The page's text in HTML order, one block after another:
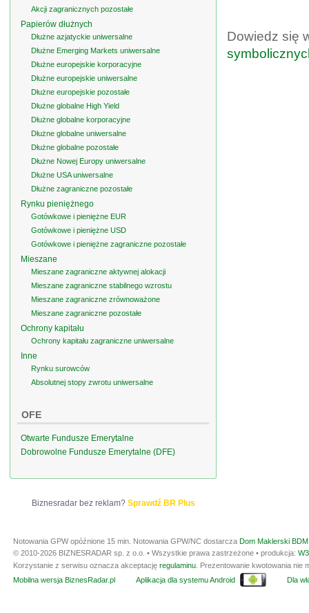
Dowiedz się
Akcji zagranicznych pozostałe
Papierów dłużnych
Dłużne azjatyckie uniwersalne
Dłużne Emerging Markets uniwersalne
Dłużne europejskie korporacyjne
Dłużne europejskie uniwersalne
Dłużne europejskie pozostałe
Dłużne globalne High Yield
Dłużne globalne korporacyjne
Dłużne globalne uniwersalne
Dłużne globalne pozostałe
Dłużne Nowej Europy uniwersalne
Dłużne USA uniwersalne
Dłużne zagraniczne pozostałe
Rynku pieniężnego
Gotówkowe i pieniężne EUR
Gotówkowe i pieniężne USD
Gotówkowe i pieniężne zagraniczne pozostałe
Mieszane
Mieszane zagraniczne aktywnej alokacji
Mieszane zagraniczne stabilnego wzrostu
Mieszane zagraniczne zrównoważone
Mieszane zagraniczne pozostałe
Ochrony kapitału
Ochrony kapitału zagraniczne uniwersalne
Inne
Rynku surowców
Absolutnej stopy zwrotu uniwersalne
OFE
Otwarte Fundusze Emerytalne
Dobrowolne Fundusze Emerytalne (DFE)
Biznesradar bez reklam? Sprawdź BR Plus
Notowania GPW opóźnione 15 min. Notowania GPW/NC dostarcza Dom Maklerski
© 2010-2026 BIZNESRADAR sp. z o.o. • Wszystkie prawa zastrzeżone • produkcja:
Korzystanie z serwisu oznacza akceptację regulaminu . Prezentowanie kwotowania
Mobilna wersja BiznesRadar.pl
Aplikacja dla systemu Android Dla